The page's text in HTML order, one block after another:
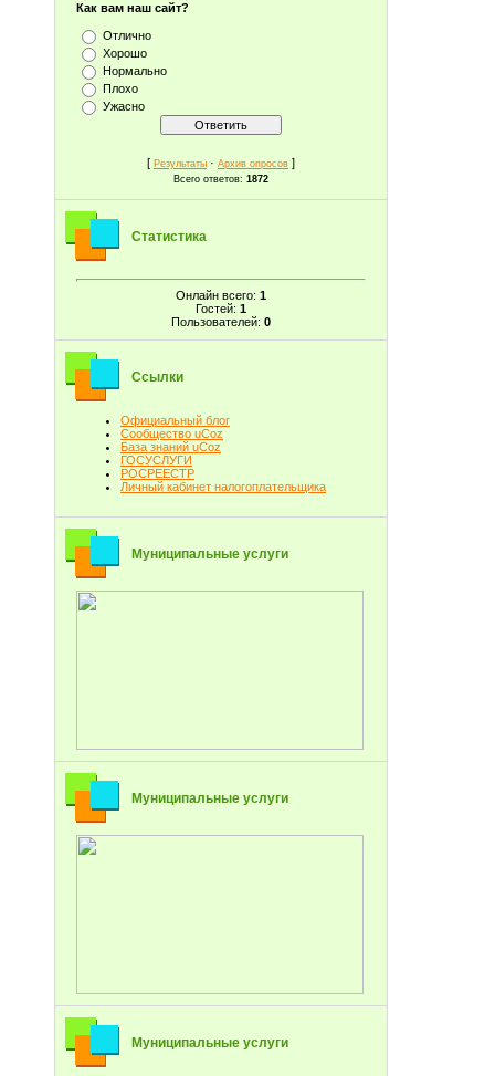
Как вам наш сайт?
Отлично
Хорошо
Нормально
Плохо
Ужасно
[ Результаты · Архив опросов ]
Всего ответов: 1872
Статистика
Онлайн всего: 1
Гостей: 1
Пользователей: 0
Ссылки
Официальный блог
Сообщество uCoz
База знаний uCoz
ГОСУСЛУГИ
РОСРЕЕСТР
Личный кабинет налогоплательщика
Муниципальные услуги
Муниципальные услуги
Муниципальные услуги